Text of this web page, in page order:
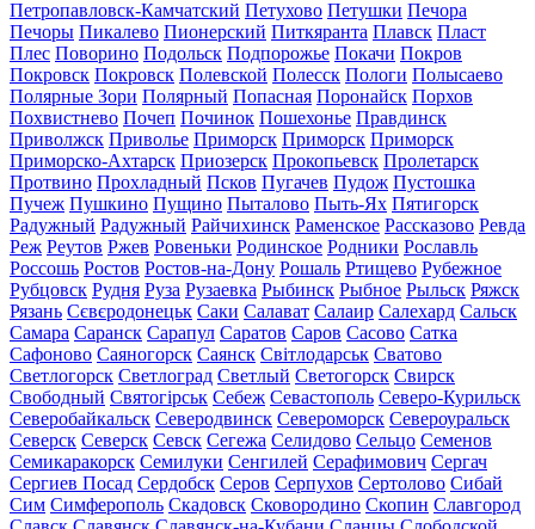
Петропавловск-Камчатский Петухово Петушки Печора
Печоры Пикалево Пионерский Питкяранта Плавск Пласт
Плес Поворино Подольск Подпорожье Покачи Покров
Покровск Покровск Полевской Полесск Пологи Полысаево
Полярные Зори Полярный Попасная Поронайск Порхов
Похвистнево Почеп Починок Пошехонье Правдинск
Приволжск Приволье Приморск Приморск Приморск
Приморско-Ахтарск Приозерск Прокопьевск Пролетарск
Протвино Прохладный Псков Пугачев Пудож Пустошка
Пучеж Пушкино Пущино Пыталово Пыть-Ях Пятигорск
Радужный Радужный Райчихинск Раменское Рассказово Ревда
Реж Реутов Ржев Ровеньки Родинское Родники Рославль
Россошь Ростов Ростов-на-Дону Рошаль Ртищево Рубежное
Рубцовск Рудня Руза Рузаевка Рыбинск Рыбное Рыльск Ряжск
Рязань Сєвєродонецьк Саки Салават Салаир Салехард Сальск
Самара Саранск Сарапул Саратов Саров Сасово Сатка
Сафоново Саяногорск Саянск Світлодарськ Сватово
Светлогорск Светлоград Светлый Светогорск Свирск
Свободный Святогірськ Себеж Севастополь Северо-Курильск
Северобайкальск Северодвинск Североморск Североуральск
Северск Северск Севск Сегежа Селидово Сельцо Семенов
Семикаракорск Семилуки Сенгилей Серафимович Сергач
Сергиев Посад Сердобск Серов Серпухов Сертолово Сибай
Сим Симферополь Скадовск Сковородино Скопин Славгород